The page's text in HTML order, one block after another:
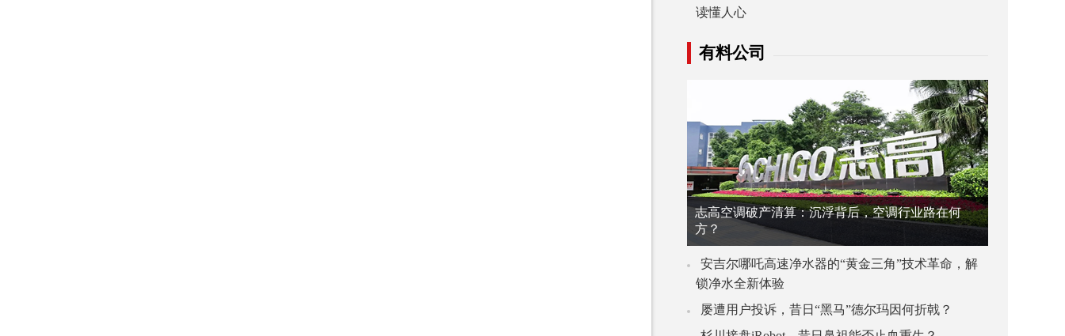
读懂人心
有料公司
志高空调破产清算：沉浮背后，空调行业路在何
方？
安吉尔哪吒高速净水器的“黄金三角”技术革命，解
锁净水全新体验
屡遭用户投诉，昔日“黑马”德尔玛因何折戟？